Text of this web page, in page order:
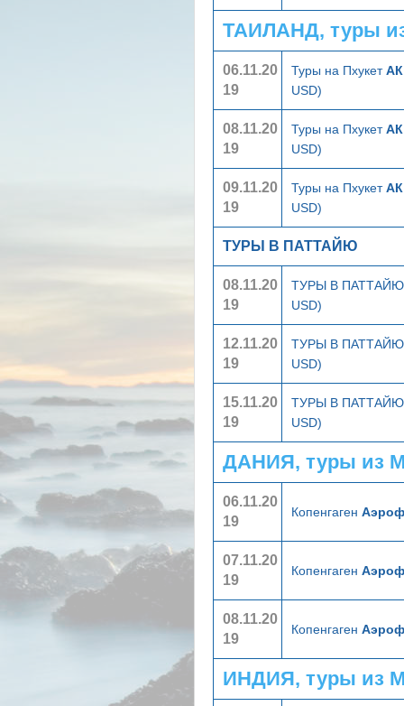
ТАИЛАНД, туры
06.11.20
19
Туры на ПхукетАК
USD)
08.11.20
19
Туры на ПхукетАК
USD)
09.11.20
19
Туры на ПхукетАК
USD)
ТУРЫ В ПАТТАЙЮ
08.11.20
19
ТУРЫ В
USD)
12.11.20
19
ТУРЫ В
USD)
15.11.20
19
ТУРЫ В
USD)
ДАНИЯ, туры из
06.11.20
19
Копенгаген
07.11.20
19
Копенгаген
08.11.20
19
Копенгаген
ИНДИЯ, туры из